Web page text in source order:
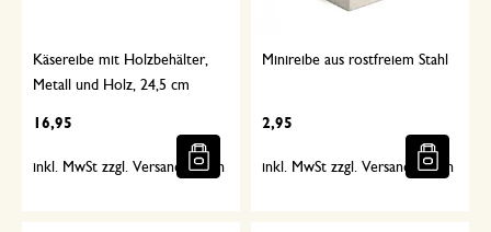
Käsereibe mit Holzbehälter,
Metall und Holz, 24,5 cm
16,95
inkl. MwSt zzgl. Versandkosten
Minireibe aus rostfreiem Stahl
2,95
inkl. MwSt zzgl. Versandkosten